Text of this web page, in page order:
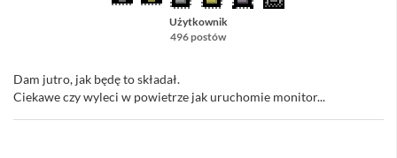
Użytkownik
496 postów
Dam jutro, jak będę to składał.
Ciekawe czy wyleci w powietrze jak uruchomie monitor...